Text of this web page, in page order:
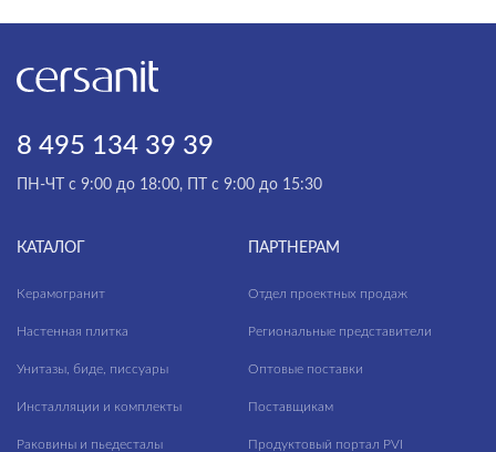
8 495 134 39 39
ПН-ЧТ с 9:00 до 18:00, ПТ с 9:00 до 15:30
КАТАЛОГ
Керамогранит
Настенная плитка
Унитазы, биде, писсуары
Инсталляции и комплекты
Раковины и пьедесталы
ПАРТНЕРАМ
Отдел проектных продаж
Региональные представители
Оптовые поставки
Поставщикам
Продуктовый портал PVI